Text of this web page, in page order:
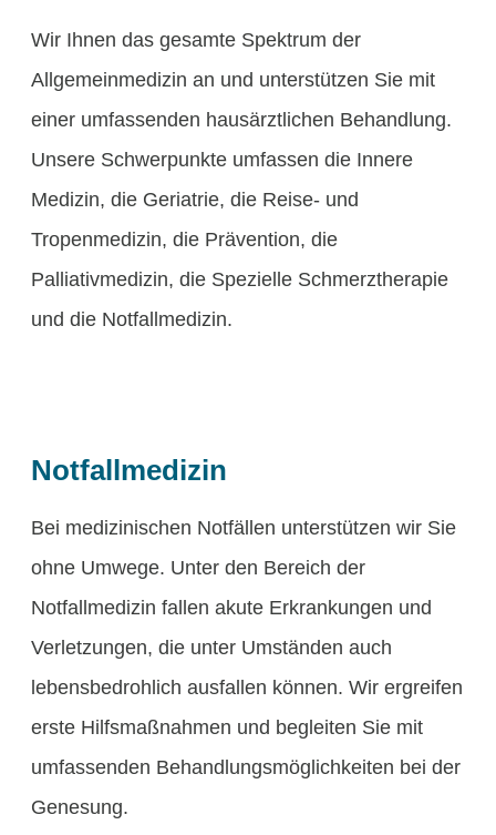
Wir Ihnen das gesamte Spektrum der
Allgemeinmedizin an und unterstützen Sie mit
einer umfassenden hausärztlichen Behandlung.
Unsere Schwerpunkte umfassen die Innere
Medizin, die Geriatrie, die Reise- und
Tropenmedizin, die Prävention, die
Palliativmedizin, die Spezielle Schmerztherapie
und die Notfallmedizin.
Notfallmedizin
Bei medizinischen Notfällen unterstützen wir Sie
ohne Umwege. Unter den Bereich der
Notfallmedizin fallen akute Erkrankungen und
Verletzungen, die unter Umständen auch
lebensbedrohlich ausfallen können. Wir ergreifen
erste Hilfsmaßnahmen und begleiten Sie mit
umfassenden Behandlungsmöglichkeiten bei der
Genesung.